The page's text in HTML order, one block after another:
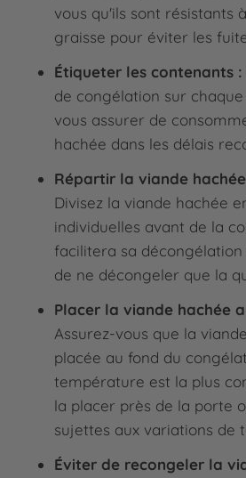
vous qu'ils sont résistants
graisse pour éviter les
Étiqueter les contenants :
de congélation sur
vous assurer de
hachée dans les délais
Répartir la viande
Divisez la viande hachée
individuelles avant de la
facilitera sa
de ne décongeler que la
Placer la viande hachée
Assurez-vous que la
placée au fond du
température est la plus
la placer près de la porte
sujettes aux variations de
Éviter de recongeler la